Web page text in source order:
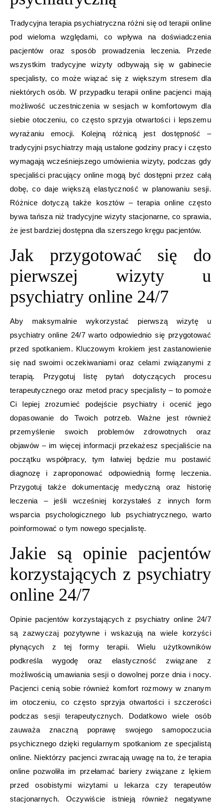
Tradycyjna terapia psychiatryczna różni się od terapii online
pod wieloma względami, co wpływa na doświadczenia
pacjentów oraz sposób prowadzenia leczenia. Przede
wszystkim tradycyjne wizyty odbywają się w gabinecie
specjalisty, co może wiązać się z większym stresem dla
niektórych osób. W przypadku terapii online pacjenci mają
możliwość uczestniczenia w sesjach w komfortowym dla
siebie otoczeniu, co często sprzyja otwartości i lepszemu
wyrażaniu emocji. Kolejną różnicą jest dostępność –
tradycyjni psychiatrzy mają ustalone godziny pracy i często
wymagają wcześniejszego umówienia wizyty, podczas gdy
specjaliści pracujący online mogą być dostępni przez całą
dobę, co daje większą elastyczność w planowaniu sesji.
Różnice dotyczą także kosztów – terapia online często
bywa tańsza niż tradycyjne wizyty stacjonarne, co sprawia,
że jest bardziej dostępna dla szerszego kręgu pacjentów.
Jak przygotować się do
pierwszej wizyty u
psychiatry online 24/7
Aby maksymalnie wykorzystać pierwszą wizytę u
psychiatry online 24/7 warto odpowiednio się przygotować
przed spotkaniem. Kluczowym krokiem jest zastanowienie
się nad swoimi oczekiwaniami oraz celami związanymi z
terapią. Przygotuj listę pytań dotyczących procesu
terapeutycznego oraz metod pracy specjalisty – to pomoże
Ci lepiej zrozumieć podejście psychiatry i ocenić jego
dopasowanie do Twoich potrzeb. Ważne jest również
przemyślenie swoich problemów zdrowotnych oraz
objawów – im więcej informacji przekażesz specjaliście na
początku współpracy, tym łatwiej będzie mu postawić
diagnozę i zaproponować odpowiednią formę leczenia.
Przygotuj także dokumentację medyczną oraz historię
leczenia – jeśli wcześniej korzystałeś z innych form
wsparcia psychologicznego lub psychiatrycznego, warto
poinformować o tym nowego specjalistę.
Jakie są opinie pacjentów
korzystających z psychiatry
online 24/7
Opinie pacjentów korzystających z psychiatry online 24/7
są zazwyczaj pozytywne i wskazują na wiele korzyści
płynących z tej formy terapii. Wielu użytkowników
podkreśla wygodę oraz elastyczność związane z
możliwością umawiania sesji o dowolnej porze dnia i nocy.
Pacjenci cenią sobie również komfort rozmowy w znanym
im otoczeniu, co często sprzyja otwartości i szczerości
podczas sesji terapeutycznych. Dodatkowo wiele osób
zauważa znaczną poprawę swojego samopoczucia
psychicznego dzięki regularnym spotkaniom ze specjalistą
online. Niektórzy pacjenci zwracają uwagę na to, że terapia
online pozwoliła im przełamać bariery związane z lękiem
przed osobistymi wizytami u lekarza czy terapeutów
stacjonarnych. Oczywiście istnieją również negatywne